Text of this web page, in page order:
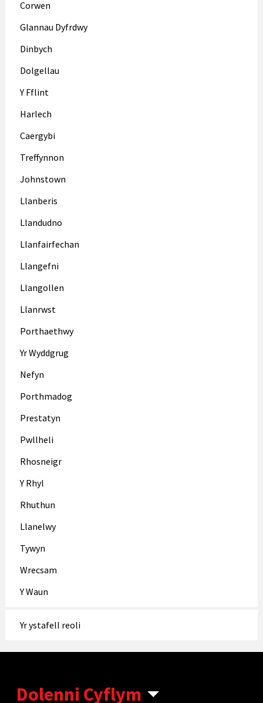
Corwen
Glannau Dyfrdwy
Dinbych
Dolgellau
Y Fflint
Harlech
Caergybi
Treffynnon
Johnstown
Llanberis
Llandudno
Llanfairfechan
Llangefni
Llangollen
Llanrwst
Porthaethwy
Yr Wyddgrug
Nefyn
Porthmadog
Prestatyn
Pwllheli
Rhosneigr
Y Rhyl
Rhuthun
Llanelwy
Tywyn
Wrecsam
Y Waun
Yr ystafell reoli
Dolenni Cyflym